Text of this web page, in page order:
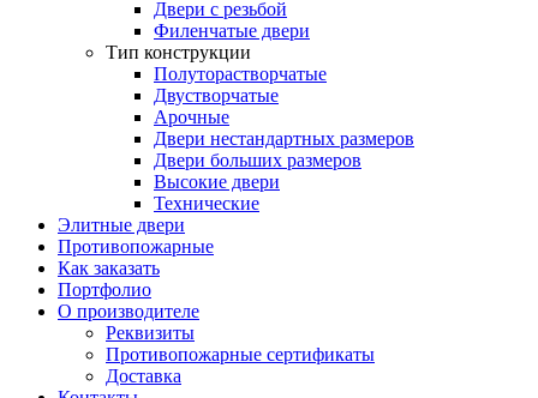
Двери с резьбой
Филенчатые двери
Тип конструкции
Полуторастворчатые
Двустворчатые
Арочные
Двери нестандартных размеров
Двери больших размеров
Высокие двери
Технические
Элитные двери
Противопожарные
Как заказать
Портфолио
О производителе
Реквизиты
Противопожарные сертификаты
Доставка